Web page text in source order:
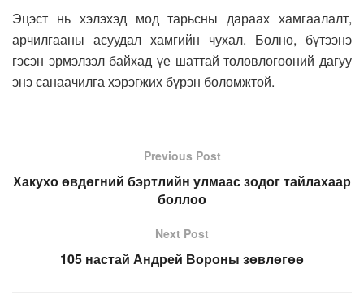
Эцэст нь хэлэхэд мод тарьсны дараах хамгаалалт,
арчилгааны асуудал хамгийн чухал. Болно, бүтээнэ
гэсэн эрмэлзэл байхад үе шаттай төлөвлөгөөний дагуу
энэ санаачилга хэрэгжих бүрэн боломжтой.
Previous Post
Хакухо өвдөгний бэртлийн улмаас зодог тайлахаар
боллоо
Next Post
105 настай Андрей Вороны зөвлөгөө